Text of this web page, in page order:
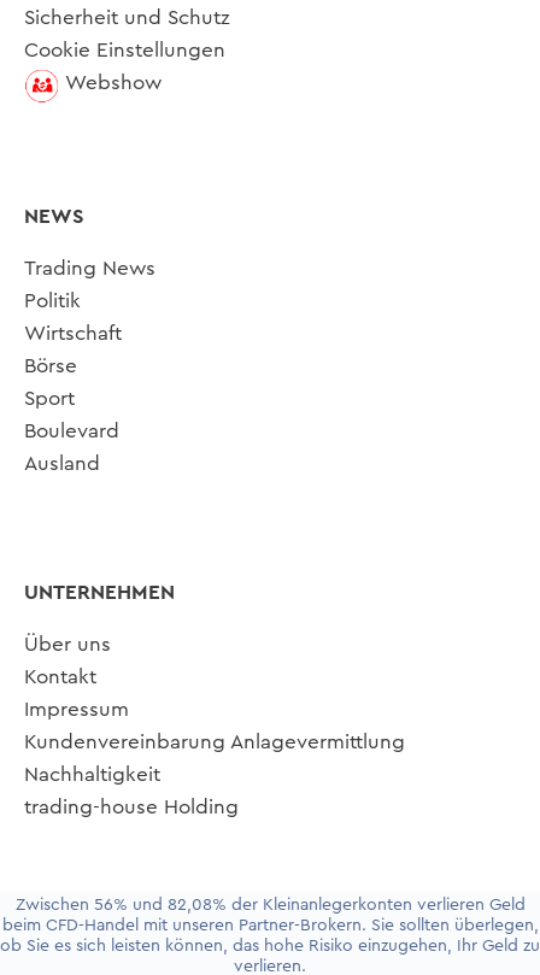
Zwischen 56% und 82,08% der Kleinanlegerkonten verlieren Geld
beim CFD-Handel mit unseren Partner-Brokern. Sie sollten überlegen,
ob Sie es sich leisten können, das hohe Risiko einzugehen, Ihr Geld zu
verlieren.
Sicherheit und Schutz
Cookie Einstellungen
Webshow
NEWS
Trading News
Politik
Wirtschaft
Börse
Sport
Boulevard
Ausland
UNTERNEHMEN
Über uns
Kontakt
Impressum
Kundenvereinbarung Anlagevermittlung
Nachhaltigkeit
trading-house Holding
Update cookies preferences